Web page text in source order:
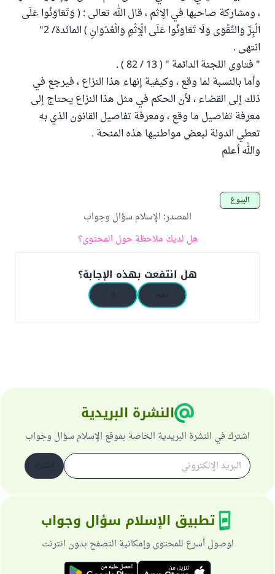
، ومشاركة صاحبها في الإثم ، قال الله تعالى : ( وَتَعَاوَنُوا عَلَى
الْبِرِّ وَالتَّقْوَى وَلَا تَعَاوَنُوا عَلَى الْإِثْمِ وَالْعُدْوَانِ ) المائدة/ 2"
انتهى .
" فتاوى اللجنة الدائمة " ( 13 / 82 ) .
وأما بالنسبة لما وقع ، وكيفية إنهاء هذا النزاع ، فيرجع في
ذلك إلى القضاء ، لأن الحكم في مثل هذا النزاع يحتاج إلى
معرفة تفاصيل ما وقع ، ومعرفة تفاصيل القانون الذي به
تعطي الدولة لبعض مواطنيها هذه المنحة .
والله أعلم
البيوع
المصدر: الإسلام سؤال وجواب
هل لديك ملاحظة حول المحتوى؟
هل انتفعت بهذه الإجابة؟
النشرة البريدية
اشترك في النشرة البريدية الخاصة بموقع الإسلام سؤال وجواب
تطبيق الإسلام سؤال وجواب
لوصول أسرع للمحتوى وإمكانية التصفح بدون انترنت